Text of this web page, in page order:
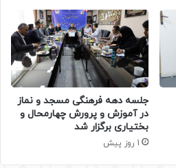
جلسه دهه فرهنگی مسجد و نماز
در آموزش و پرورش چهارمحال و
بختیاری برگزار شد
1 روز پیش